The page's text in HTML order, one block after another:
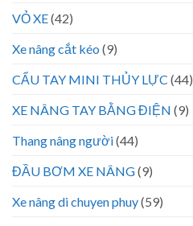
VỎ XE(42)
Xe nâng cắt kéo (9)
CẨU TAY MINI THỦY LỰC (44)
XE NÂNG TAY BẰNG ĐIỆN (9)
Thang nâng người(44)
ĐẦU BƠM XE NÂNG(9)
Xe nâng di chuyen phuy(59)